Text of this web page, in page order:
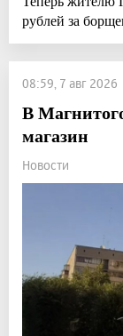
рублей за
08:59, 7 авг 2026
В
магазин
Новости